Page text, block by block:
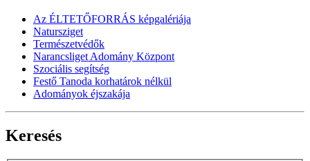
Az ÉLTETŐFORRÁS képgalériája
Natursziget
Természetvédők
Narancsliget Adomány Központ
Szociális segítség
Festő Tanoda korhatárok nélkül
Adományok éjszakája
Keresés